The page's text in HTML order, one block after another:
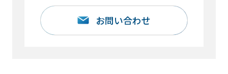
お問い合わせ